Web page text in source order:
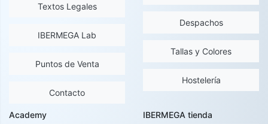
Textos Legales
IBERMEGA Lab
Puntos de Venta
Contacto
Despachos
Tallas y Colores
Hostelería
Academy
IBERMEGA tienda